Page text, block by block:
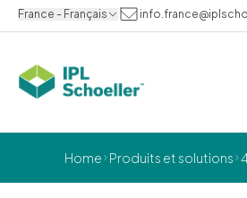
France - Français
Home Produits et solutions